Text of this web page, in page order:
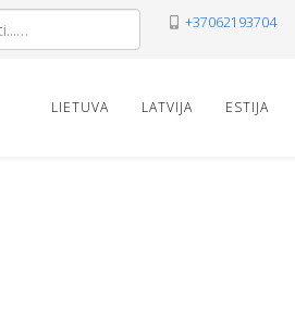
+37062193704
LIETUVA LATVIJA ESTIJA